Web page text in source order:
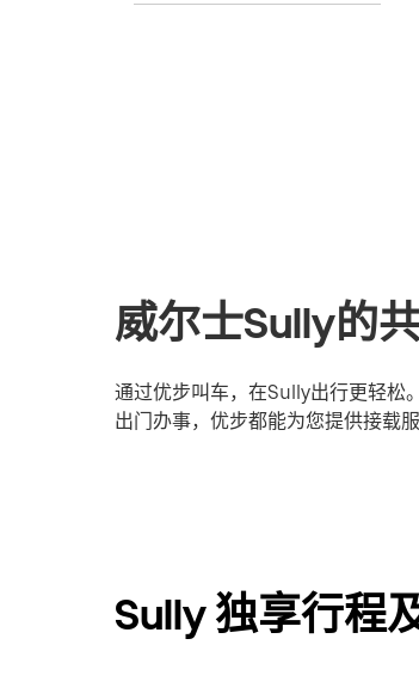
威尔士Sully的
通过优步叫车，在Sully出行更轻松
出门办事，优步都能为您提供接载
Sully 独享行程